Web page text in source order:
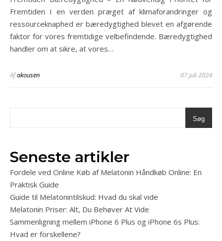
Fremtiden I en verden præget af klimaforandringer og
ressourceknaphed er bæredygtighed blevet en afgørende
faktor for vores fremtidige velbefindende. Bæredygtighed
handler om at sikre, at vores…
Afakousen 07 juli 2024
Søg
Seneste artikler
Fordele ved Online Køb af Melatonin Håndkøb Online: En
Praktisk Guide
Guide til Melatonintilskud: Hvad du skal vide
Melatonin Priser: Alt, Du Behøver At Vide
Sammenligning mellem iPhone 6 Plus og iPhone 6s Plus:
Hvad er forskellene?